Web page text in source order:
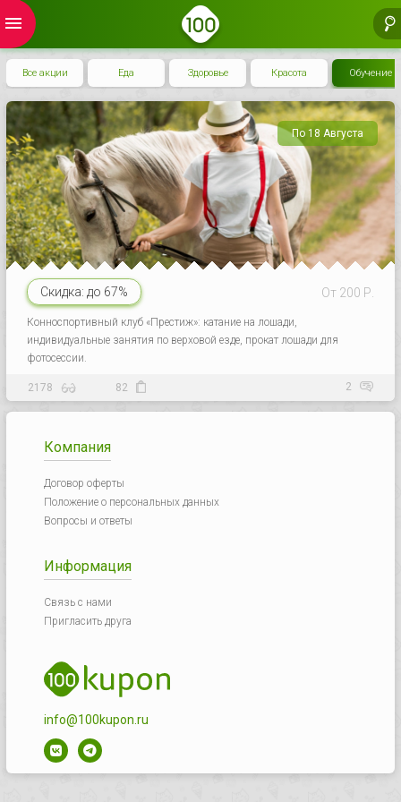
menu
Все акции Еда Здоровье Красота Обучение
По 18 Августа
Скидка: до 67% От 200 Р.
Конноспортивный клуб «Престиж»: катание на лошади,
индивидуальные занятия по верховой езде, прокат лошади для
фотосессии.
2178 82 2
Компания
Договор оферты
Положение о персональных данных
Вопросы и ответы
Информация
Связь с нами
Пригласить друга
info@100kupon.ru